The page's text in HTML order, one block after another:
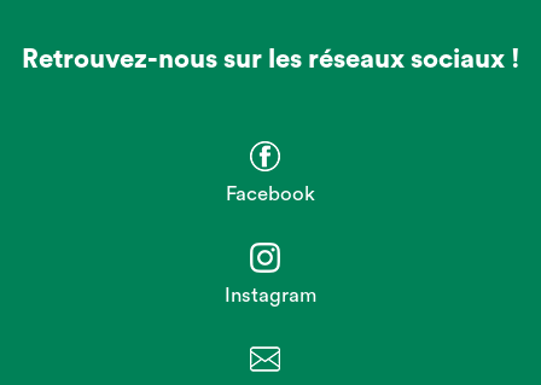
Retrouvez-nous sur les réseaux sociaux !
Facebook
Instagram